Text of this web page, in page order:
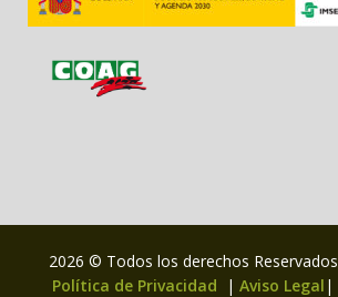
2026 © Todos los derechos Reservados
Política de Privacidad
| Aviso Legal |